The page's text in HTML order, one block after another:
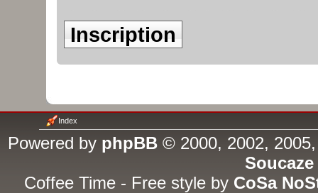
Inscription
Index
Powered by phpBB© 2000, 2002,
Soucaze
Coffee Time - Free style by CoSa